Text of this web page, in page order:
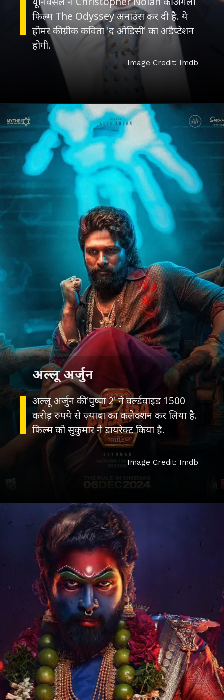
फिल्म The Odyssey अनाउंस कर दी है. ये
होमर की ग्रीक कविता 'द ओडिसी' का अडैप्टेशन
होगी.
Image Credit: Imdb
अल्लू अर्जुन की 'पुष्पा 2' ने वर्ल्डवाइड 1500
करोड़ रुपये से ज़्यादा का कलेक्शन कर लिया है.
फिल्म को सुकुमार ने डायरेक्ट किया है.
अल्लू अर्जुन
Image Credit: Imdb